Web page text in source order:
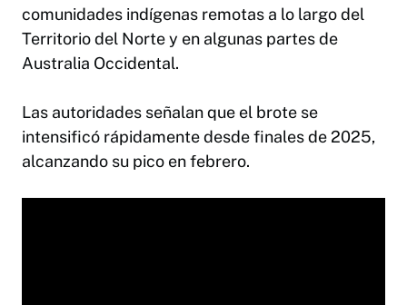
comunidades indígenas remotas a lo largo del
Territorio del Norte y en algunas partes de
Australia Occidental.
Las autoridades señalan que el brote se
intensificó rápidamente desde finales de 2025,
alcanzando su pico en febrero.